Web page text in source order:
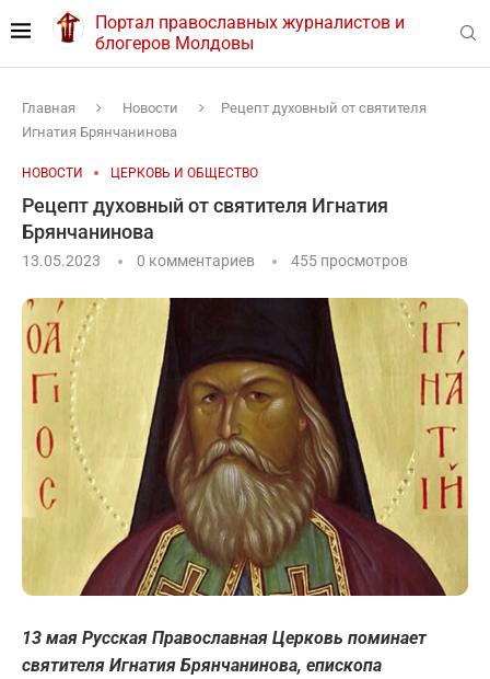
Портал православных журналистов и
блогеров Молдовы
Главная Новости
Рецепт духовный от святителя
Игнатия Брянчанинова
НОВОСТИ ЦЕРКОВЬ И ОБЩЕСТВО
Рецепт духовный от святителя Игнатия
Брянчанинова
13.05.2023 0 комментариев 455 просмотров
13 мая Русская Православная Церковь поминает
святителя Игнатия Брянчанинова, епископа